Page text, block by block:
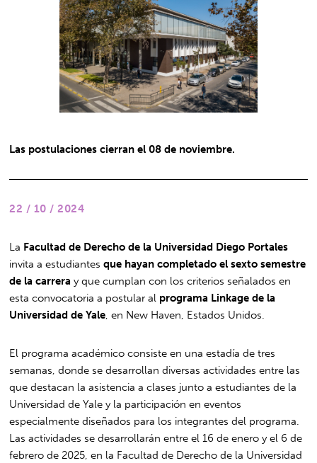
Las postulaciones cierran el 08 de noviembre.
22 / 10 / 2024
La Facultad de Derecho de la Universidad Diego Portales
invita a estudiantesque hayan completado el sexto semestre
de la carrera y que cumplan con los criterios señalados en
esta convocatoria a postular al programa Linkage de la
Universidad de Yale , en New Haven, Estados Unidos.
El programa académico consiste en una estadía de tres
semanas, donde se desarrollan diversas actividades entre las
que destacan la asistencia a clases junto a estudiantes de la
Universidad de Yale y la participación en eventos
especialmente diseñados para los integrantes del programa.
Las actividades se desarrollarán entre el 16 de enero y el 6 de
febrero de 2025, en la Facultad de Derecho de la Universidad